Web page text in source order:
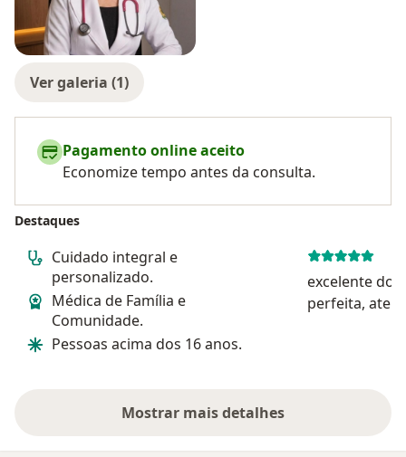
Ver galeria (1)
Pagamento online aceito
Economize tempo antes da consulta.
Destaques
Cuidado integral e
personalizado.
Médica de Família e
Comunidade.
Pessoas acima dos 16 anos.
excelente
perfeita,
Mostrar mais detalhes
sobre a experiência